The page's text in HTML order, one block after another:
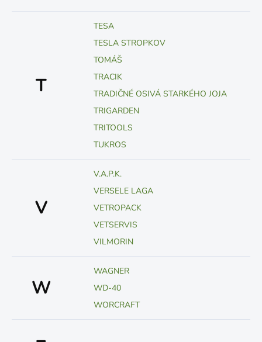
T
TESA
TESLA STROPKOV
TOMÁŠ
TRACIK
TRADIČNÉ OSIVÁ STARKÉHO JOJA
TRIGARDEN
TRITOOLS
TUKROS
V
V.A.P.K.
VERSELE LAGA
VETROPACK
VETSERVIS
VILMORIN
W
WAGNER
WD-40
WORCRAFT